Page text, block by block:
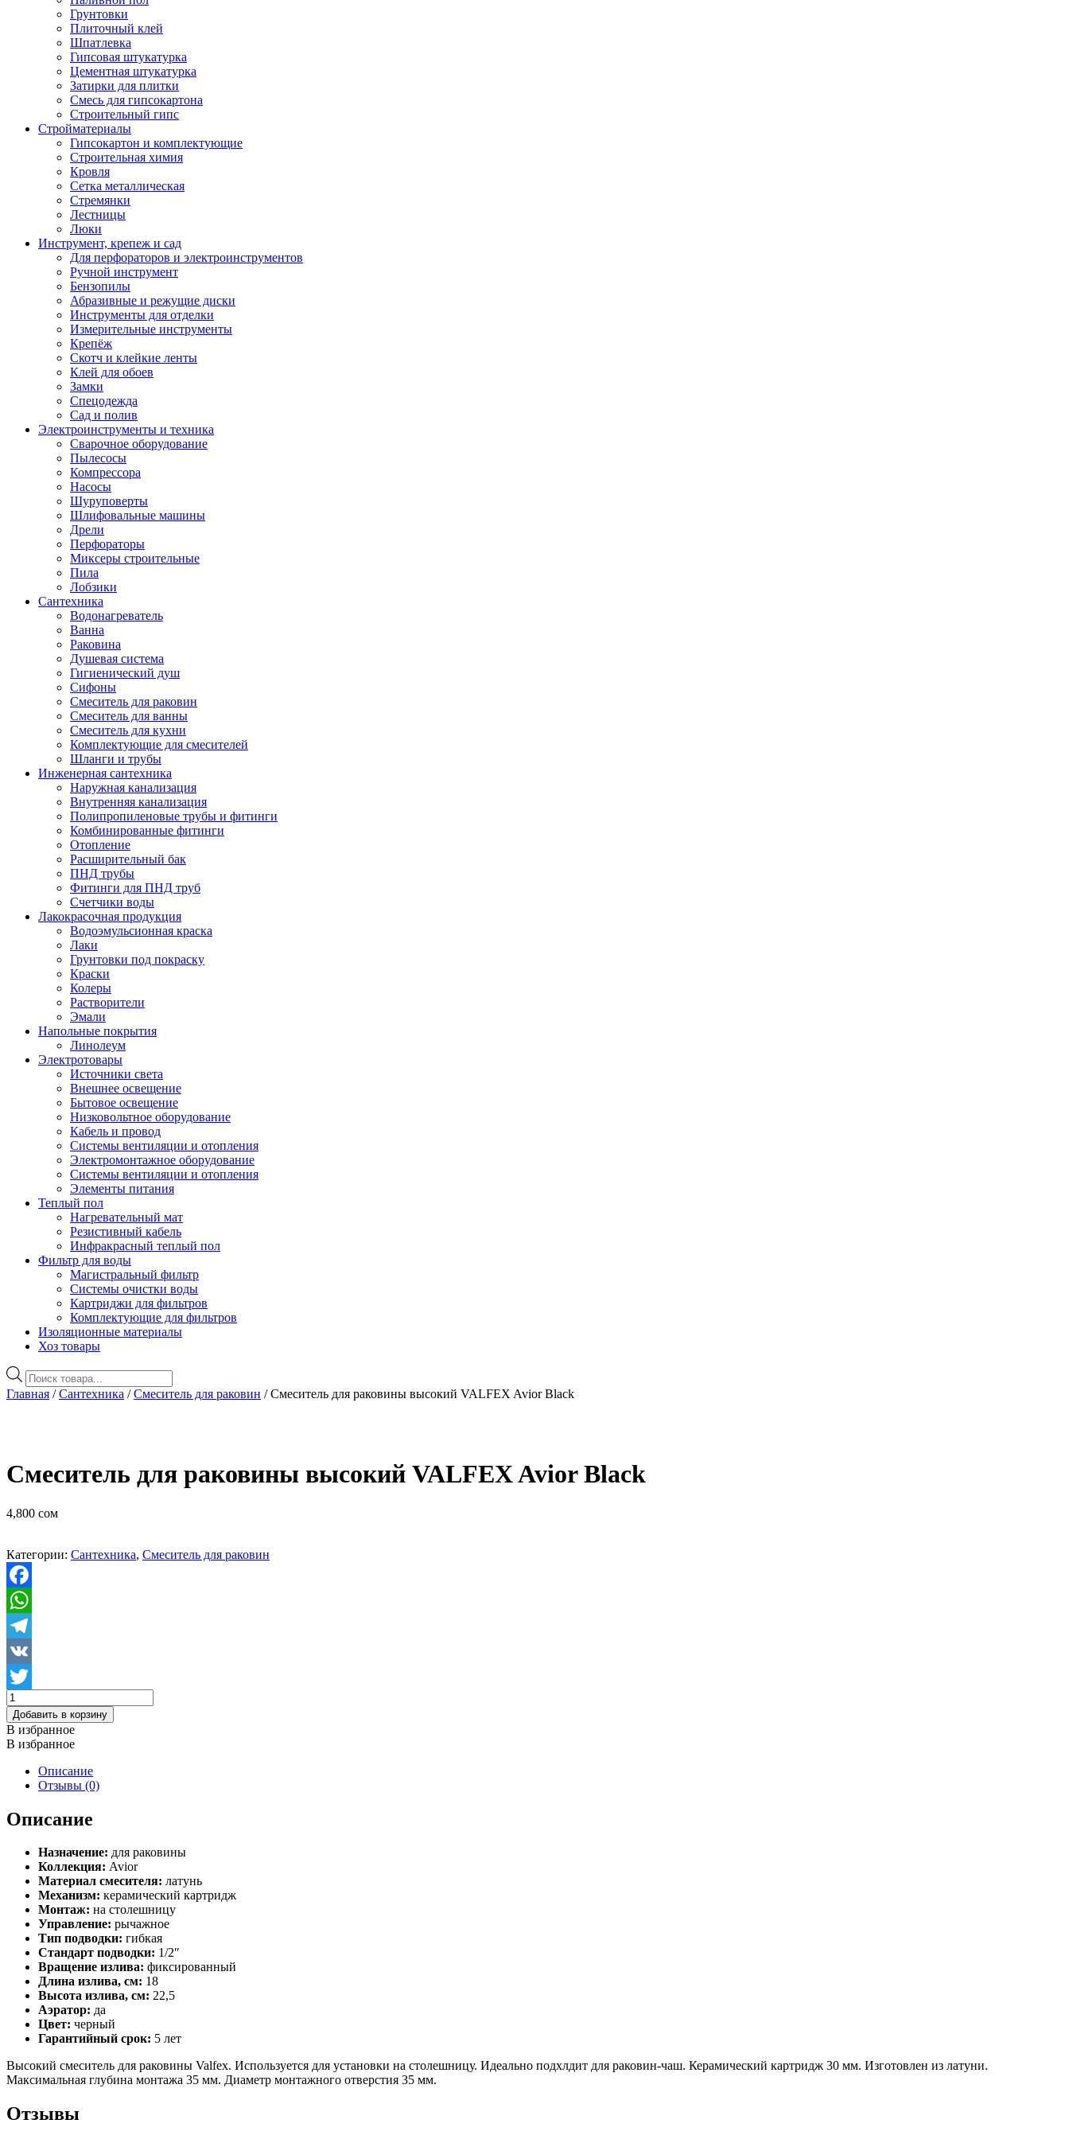
Грунтовки
Плиточный клей
Шпатлевка
Гипсовая штукатурка
Цементная штукатурка
Затирки для плитки
Смесь для гипсокартона
Строительный гипс
Стройматериалы
Гипсокартон и комплектующие
Строительная химия
Кровля
Сетка металлическая
Стремянки
Лестницы
Люки
Инструмент, крепеж и сад
Для перфораторов и электроинструментов
Ручной инструмент
Бензопилы
Абразивные и режущие диски
Инструменты для отделки
Измерительные инструменты
Крепёж
Скотч и клейкие ленты
Клей для обоев
Замки
Спецодежда
Сад и полив
Электроинструменты и техника
Сварочное оборудование
Пылесосы
Компрессора
Насосы
Шуруповерты
Шлифовальные машины
Дрели
Перфораторы
Миксеры строительные
Пила
Лобзики
Сантехника
Водонагреватель
Ванна
Раковина
Душевая система
Гигиенический душ
Сифоны
Смеситель для раковин
Смеситель для ванны
Смеситель для кухни
Комплектующие для смесителей
Шланги и трубы
Инженерная сантехника
Наружная канализация
Внутренняя канализация
Полипропиленовые трубы и фитинги
Комбинированные фитинги
Отопление
Расширительный бак
ПНД трубы
Фитинги для ПНД труб
Счетчики воды
Лакокрасочная продукция
Водоэмульсионная краска
Лаки
Грунтовки под покраску
Краски
Колеры
Растворители
Эмали
Напольные покрытия
Линолеум
Электротовары
Источники света
Внешнее освещение
Бытовое освещение
Низковольтное оборудование
Кабель и провод
Системы вентиляции и отопления
Электромонтажное оборудование
Системы вентиляции и отопления
Элементы питания
Теплый пол
Нагревательный мат
Резистивный кабель
Инфракрасный теплый пол
Фильтр для воды
Магистральный фильтр
Системы очистки воды
Картриджи для фильтров
Комплектующие для фильтров
Изоляционные материалы
Хоз товары
Поиск
товаров
Главная /Сантехника /Смеситель для раковин / Смеситель для раковины высокий VALFEX Avior Black
Смеситель для раковины высокий VALFEX Avior Black
4,800 сом
Категории: Сантехника, Смеситель для раковин
Facebook
WhatsApp
Telegram
VK
Twitter
Количество
товара
Смеситель
для
раковины
высокий
VALFEX
Black
Добавить в корзину
В избранное
В избранное
Описание
Отзывы (0)
Описание
Назначение: для раковины
Коллекция: Avior
Материал смесителя: латунь
Механизм: керамический картридж
Монтаж: на столешницу
Управление: рычажное
Тип подводки: гибкая
Стандарт подводки: 1/2″
Вращение излива: фиксированный
Длина излива, см: 18
Высота излива, см: 22,5
Аэратор: да
Цвет: черный
Гарантийный срок: 5 лет
Высокий смеситель для раковины Valfex. Используется для установки на столешницу. Идеально подхлдит для раковин-чаш. Керамический картридж 30 мм. Изготовлен из латуни.
Максимальная глубина монтажа 35 мм. Диаметр монтажного отверстия 35 мм.
Отзывы